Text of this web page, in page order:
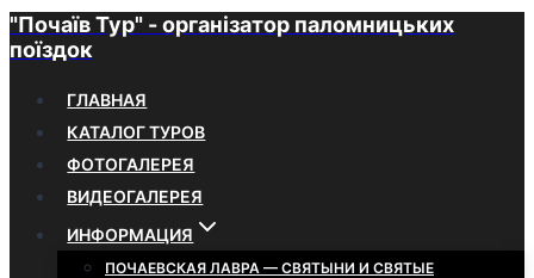
Перейти
к
содержимому
"Почаїв Тур" - організатор паломницьких
поїздок
ГЛАВНАЯ
КАТАЛОГ ТУРОВ
ФОТОГАЛЕРЕЯ
ВИДЕОГАЛЕРЕЯ
ИНФОРМАЦИЯ
ПОЧАЕВСКАЯ ЛАВРА — СВЯТЫНИ И СВЯТЫЕ